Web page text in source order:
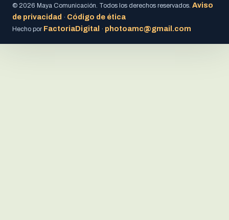
© 2026 Maya Comunicación. Todos los derechos reservados. Aviso
de privacidad · Código de ética
Hecho por FactoriaDigital · photoamc@gmail.com